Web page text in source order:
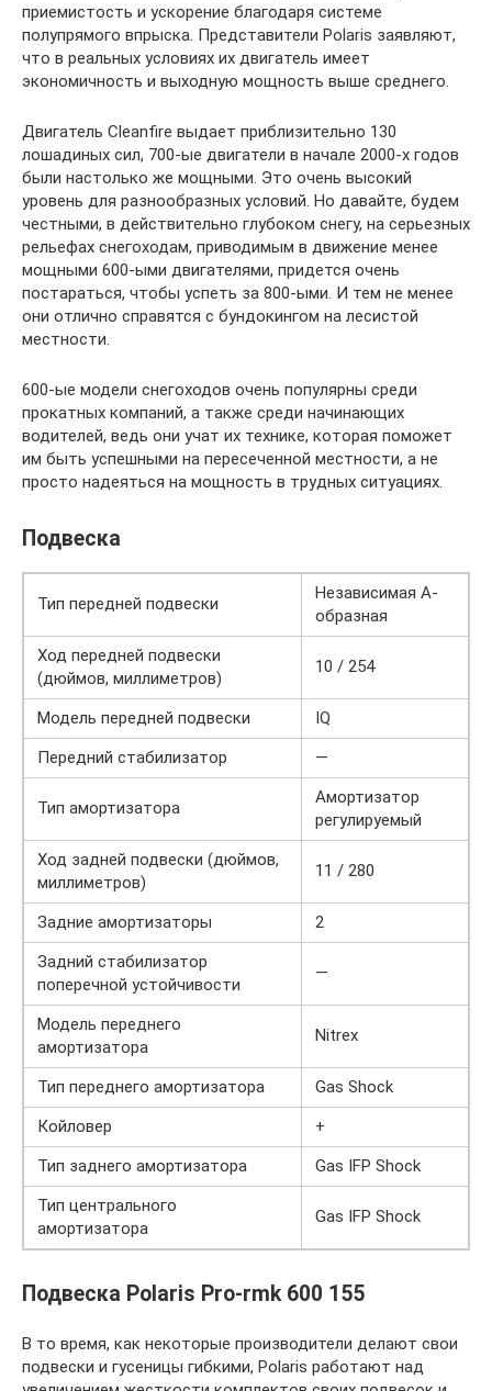
приемистость и ускорение благодаря системе
полупрямого впрыска. Представители Polaris заявляют,
что в реальных условиях их двигатель имеет
экономичность и выходную мощность выше среднего.
Двигатель Cleanfire выдает приблизительно 130
лошадиных сил, 700-ые двигатели в начале 2000-х годов
были настолько же мощными. Это очень высокий
уровень для разнообразных условий. Но давайте, будем
честными, в действительно глубоком снегу, на серьезных
рельефах снегоходам, приводимым в движение менее
мощными 600-ыми двигателями, придется очень
постараться, чтобы успеть за 800-ыми. И тем не менее
они отлично справятся с бундокингом на лесистой
местности.
600-ые модели снегоходов очень популярны среди
прокатных компаний, а также среди начинающих
водителей, ведь они учат их технике, которая поможет
им быть успешными на пересеченной местности, а не
просто надеяться на мощность в трудных ситуациях.
Подвеска
Тип передней подвески
Независимая А-
образная
Ход передней подвески
(дюймов, миллиметров)
10 / 254
Модель передней подвески
IQ
Передний стабилизатор
—
Тип амортизатора
Амортизатор
регулируемый
Ход задней подвески (дюймов,
миллиметров)
11 / 280
Задние амортизаторы
2
Задний стабилизатор
поперечной устойчивости
—
Модель переднего
амортизатора
Nitrex
Тип переднего амортизатора
Gas Shock
Койловер
+
Тип заднего амортизатора
Gas IFP Shock
Тип центрального
амортизатора
Gas IFP Shock
Подвеска Polaris Pro-rmk 600 155
В то время, как некоторые производители делают свои
подвески и гусеницы гибкими, Polaris работают над